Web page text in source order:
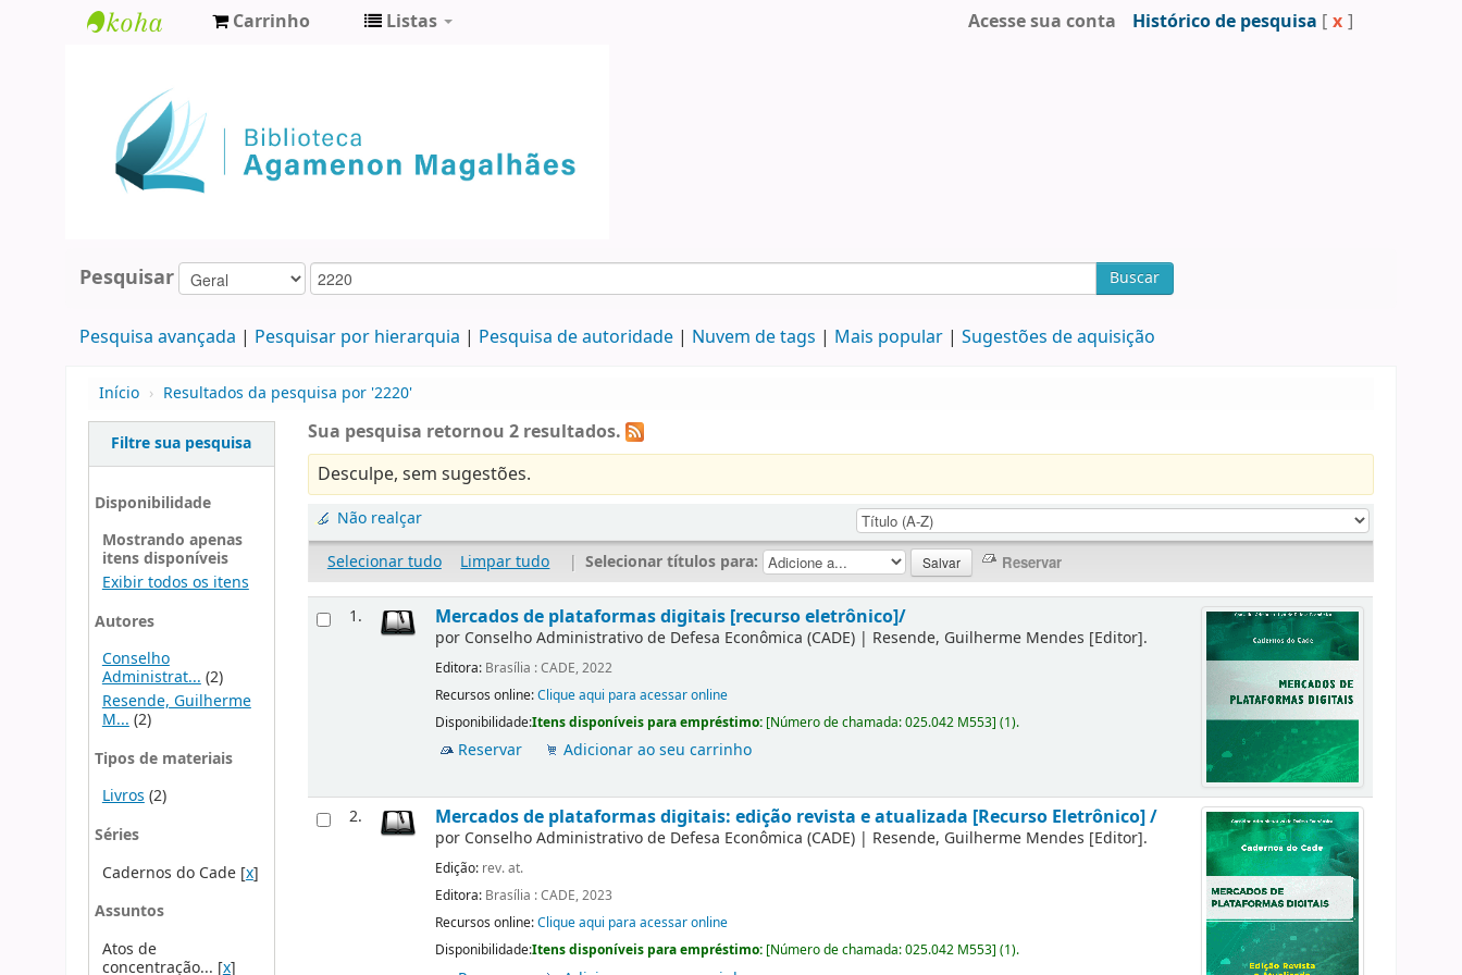
Agamenon
Magalhães
Carrinho Listas Acesse sua conta Histórico de pesquisa [ x ]
Pesquisar Buscar
Pesquisa avançada Pesquisar por hierarquia Pesquisa de autoridade Nuvem de tags Mais popular Sugestões de aquisição
Início › Resultados da pesquisa por '2220'
Filtre sua pesquisa
Disponibilidade
Mostrando apenas
itens disponíveis
Exibir todos os itens
Autores
Conselho
Administrat...(2)
Resende, Guilherme
M... (2)
Tipos de materiais
Livros(2)
Séries
Cadernos do Cade[x]
Assuntos
Atos de
concentração... [x]
Sua pesquisa retornou 2 resultados.
Desculpe, sem sugestões.
Não realçar
Selecionar tudo
Limpar tudo | Selecionar títulos para:
1. Mercados de plataformas digitais [recurso eletrônico]/
por Conselho Administrativo de Defesa Econômica (CADE) | Resende, Guilherme Mendes [Editor].
Editora: Brasília : CADE, 2022
Recursos online:Clique aqui para acessar online
Disponibilidade:Itens disponíveis para empréstimo: [Número de chamada:025.042 M553](1).
Reservar Adicionar ao seu carrinho
2. Mercados de plataformas digitais: edição revista e atualizada [Recurso Eletrônico] /
por Conselho Administrativo de Defesa Econômica (CADE) | Resende, Guilherme Mendes [Editor].
Edição: rev. at.
Editora: Brasília : CADE, 2023
Recursos online:Clique aqui para acessar online
Disponibilidade:Itens disponíveis para empréstimo: [Número de chamada:025.042 M553](1).